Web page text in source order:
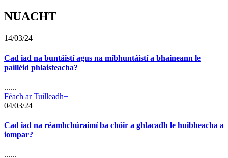
NUACHT
14/03/24
Cad iad na buntáistí agus na míbhuntáistí a bhaineann le
pailléid phlaisteacha?
......
Féach ar Tuilleadh+
04/03/24
Cad iad na réamhchúraimí ba chóir a ghlacadh le huibheacha a
iompar?
......